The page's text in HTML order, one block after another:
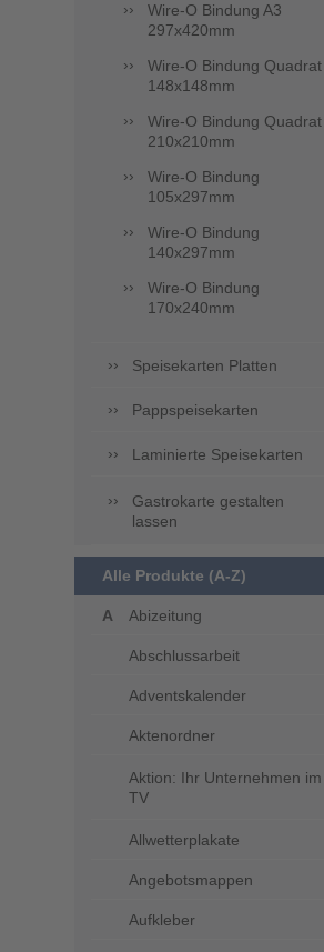
Wire-O Bindung A3
297x420mm
Wire-O Bindung Quadrat
148x148mm
Wire-O Bindung Quadrat
210x210mm
Wire-O Bindung
105x297mm
Wire-O Bindung
140x297mm
Wire-O Bindung
170x240mm
Speisekarten Platten
Pappspeisekarten
Laminierte Speisekarten
Gastrokarte gestalten
lassen
Alle Produkte (A-Z)
Abizeitung
Abschlussarbeit
Adventskalender
Aktenordner
Aktion: Ihr Unternehmen im
TV
Allwetterplakate
Angebotsmappen
Aufkleber